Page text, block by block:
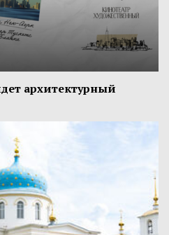
архитектурный